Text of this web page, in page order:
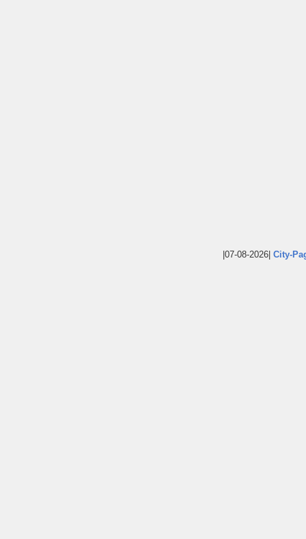
|07-08-2026| City-